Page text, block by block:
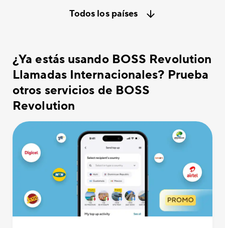
Todos los países
¿Ya estás usando BOSS Revolution
Llamadas Internacionales? Prueba
otros servicios de BOSS
Revolution